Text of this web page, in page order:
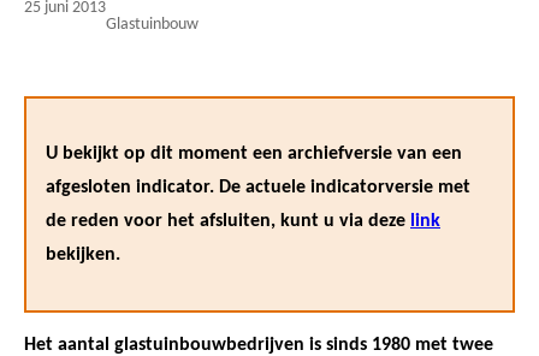
25 juni 2013
Glastuinbouw
U bekijkt op dit moment een archiefversie van een
afgesloten indicator. De actuele indicatorversie met
de reden voor het afsluiten, kunt u via deze link
bekijken.
Het aantal glastuinbouwbedrijven is sinds 1980 met twee